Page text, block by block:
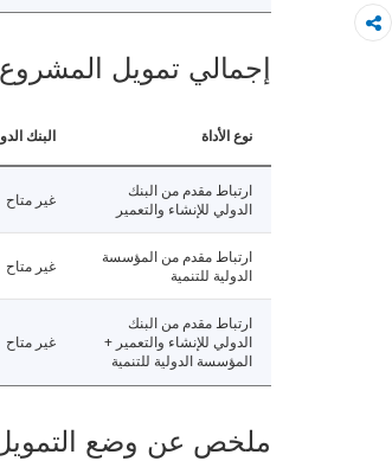
إجمالي تمويل المشروع
نوع الأداة البنك
ارتباط مقدم من البنك
الدولي للإنشاء والتعمير
غير متاح
ارتباط مقدم من المؤسسة
الدولية للتنمية
غير متاح
ارتباط مقدم من البنك
الدولي للإنشاء والتعمير +
المؤسسة الدولية للتنمية
غير متاح
ملخص عن وضع التمويل